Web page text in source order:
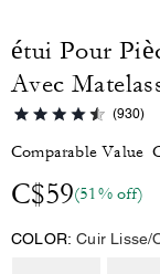
étui Pour
Avec
(930)
Comparable Value
C$59(51% off)
COLOR: Cuir Lisse/